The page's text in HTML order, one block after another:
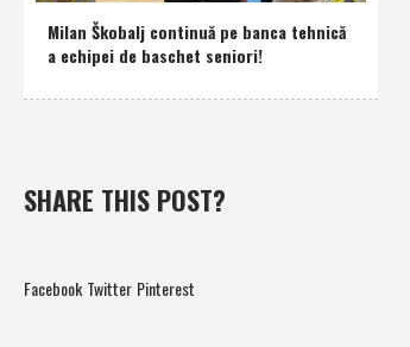
Milan Škobalj continuă pe banca tehnică
a echipei de baschet seniori!
SHARE THIS POST?
Facebook Twitter Pinterest